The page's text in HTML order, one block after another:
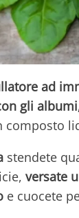
ad
gli
composto
stendete
versate
e cuocete